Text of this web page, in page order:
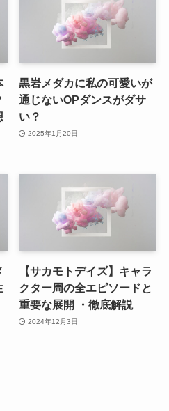
黒岩メダカに私の可愛いが
通じないOPダンスがダサ
い？
2025年1月20日
【サカモトデイズ】キャラ
クター周の全エピソードと
重要な展開 ・徹底解説
2024年12月3日